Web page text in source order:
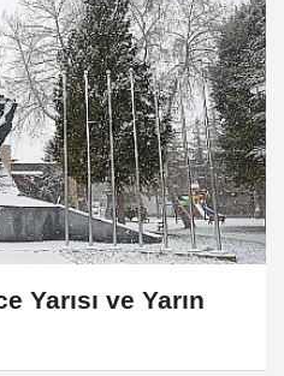
Yarısı ve Yarın